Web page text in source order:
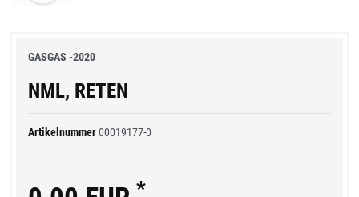
GASGAS -2020
NML, RETEN
Artikelnummer00019177-0
*